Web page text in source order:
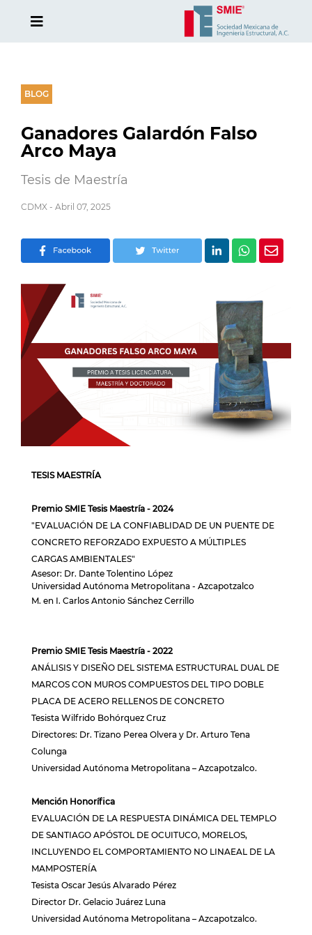
BLOG
Ganadores Galardón Falso
Arco Maya
Tesis de Maestría
CDMX - Abril 07, 2025
TESIS MAESTRÍA
Premio SMIE Tesis Maestría - 2024
"EVALUACIÓN DE LA CONFIABLIDAD DE UN PUENTE DE
CONCRETO REFORZADO EXPUESTO A MÚLTIPLES
CARGAS AMBIENTALES"
Asesor: Dr. Dante Tolentino López
Universidad Autónoma Metropolitana - Azcapotzalco
M. en I. Carlos Antonio Sánchez Cerrillo
Premio SMIE Tesis Maestría - 2022
ANÁLISIS Y DISEÑO DEL SISTEMA ESTRUCTURAL DUAL DE
MARCOS CON MUROS COMPUESTOS DEL TIPO DOBLE
PLACA DE ACERO RELLENOS DE CONCRETO
Tesista Wilfrido Bohórquez Cruz
Directores: Dr. Tizano Perea Olvera y Dr. Arturo Tena
Colunga
Universidad Autónoma Metropolitana – Azcapotzalco.
Mención Honorífica
EVALUACIÓN DE LA RESPUESTA DINÁMICA DEL TEMPLO
DE SANTIAGO APÓSTOL DE OCUITUCO, MORELOS,
INCLUYENDO EL COMPORTAMIENTO NO LINAEAL DE LA
MAMPOSTERÍA
Tesista Oscar Jesús Alvarado Pérez
Director Dr. Gelacio Juárez Luna
Universidad Autónoma Metropolitana – Azcapotzalco.